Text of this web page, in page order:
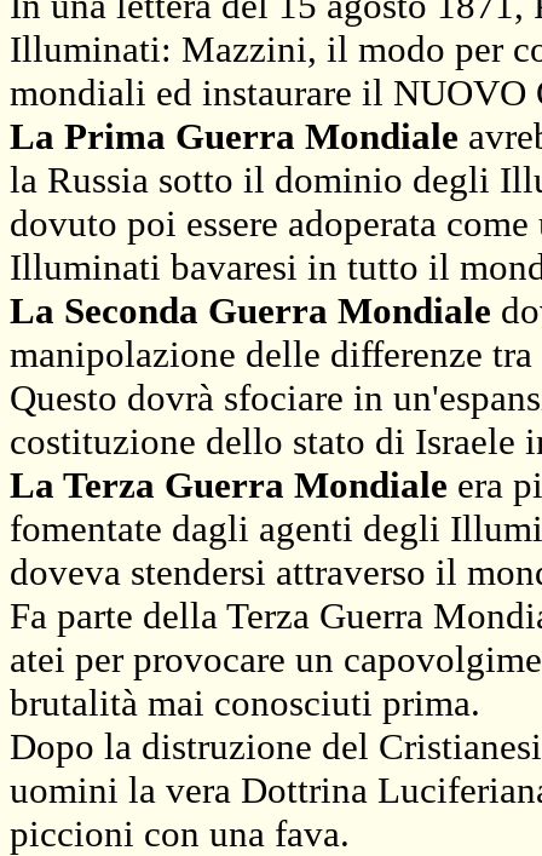
Illuminati: Mazzini, il modo per
mondiali ed instaurare il
La Prima Guerra Mondiale
la Russia sotto il dominio degli
dovuto poi essere adoperata
Illuminati bavaresi in tutto il
La Seconda Guerra Mondiale
manipolazione delle differenze
Questo dovrà sfociare in
costituzione dello stato di Israele
La Terza Guerra Mondiale era
fomentate dagli agenti degli
doveva stendersi attraverso il
Fa parte della Terza Guerra
atei per provocare un
brutalità mai conosciuti prima.
Dopo la distruzione del
uomini la vera Dottrina
piccioni con una fava.